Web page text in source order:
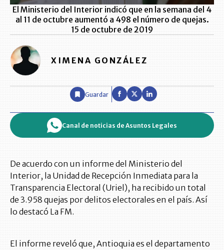
El Ministerio del Interior indicó que en la semana del 4
al 11 de octubre aumentó a 498 el número de quejas.
15 de octubre de 2019
XIMENA GONZÁLEZ
Guardar
Canal de noticias de Asuntos Legales
De acuerdo con un informe del Ministerio del
Interior, la Unidad de Recepción Inmediata para la
Transparencia Electoral (Uriel), ha recibido un total
de 3.958 quejas por delitos electorales en el país. Así
lo destacó La FM.
El informe reveló que, Antioquia es el departamento